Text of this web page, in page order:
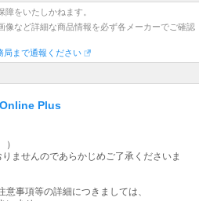
をいたしかねます。
像など詳細な商品情報を必ず各メーカーでご確認
局まで通報ください
Plus
ませんのであらかじめご了承くださいま
事項等の詳細につきましては、